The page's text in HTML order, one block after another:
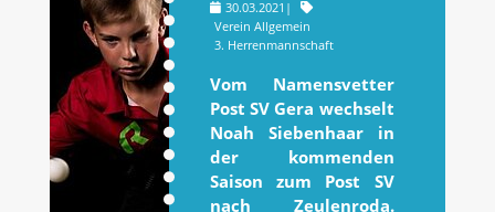
30.03.2021 |
Verein Allgemein
3. Herrenmannschaft
Vom Namensvetter
Post SV Gera wechselt
Noah Siebenhaar in
der kommenden
Saison zum Post SV
nach Zeulenroda.